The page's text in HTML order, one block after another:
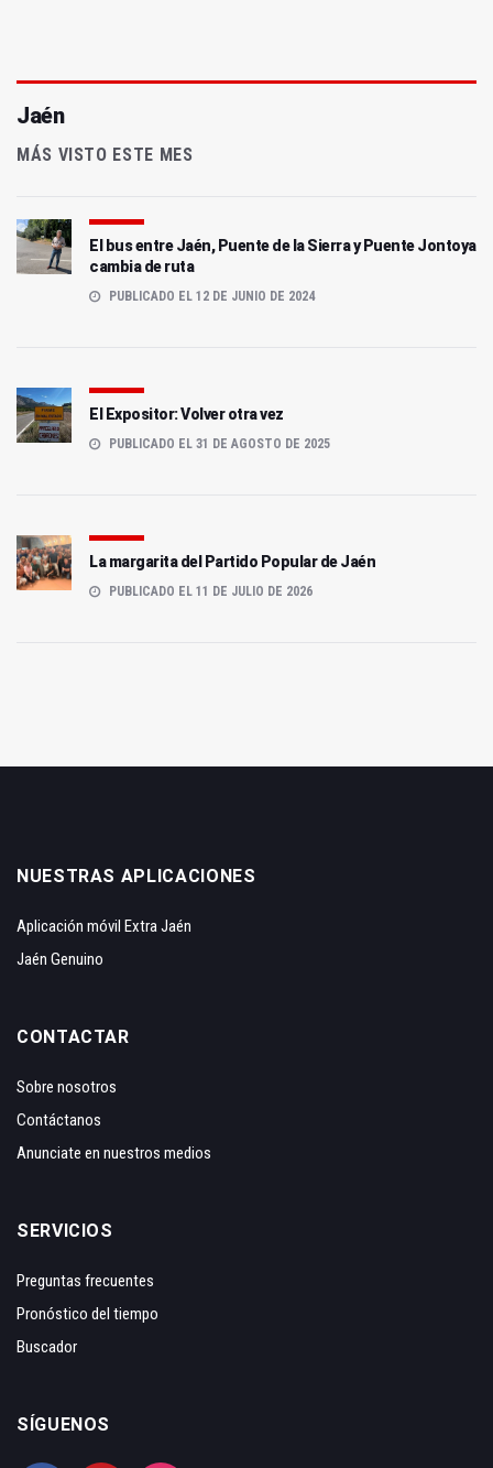
Jaén
MÁS VISTO ESTE MES
El bus entre Jaén, Puente de la Sierra y Puente Jontoya
cambia de ruta
PUBLICADO EL 12 DE JUNIO DE 2024
El Expositor: Volver otra vez
PUBLICADO EL 31 DE AGOSTO DE 2025
La margarita del Partido Popular de Jaén
PUBLICADO EL 11 DE JULIO DE 2026
NUESTRAS APLICACIONES
Aplicación móvil Extra Jaén
Jaén Genuino
CONTACTAR
Sobre nosotros
Contáctanos
Anunciate en nuestros medios
SERVICIOS
Preguntas frecuentes
Pronóstico del tiempo
Buscador
SÍGUENOS